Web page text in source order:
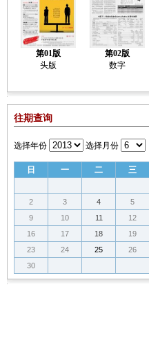
第01版
头版
第02版
数字
往期查询
选择年份 选择月份
日 一 二 三
2
3 4 5
9
10 11 12
16
17 18 19
23
24 25 26
30